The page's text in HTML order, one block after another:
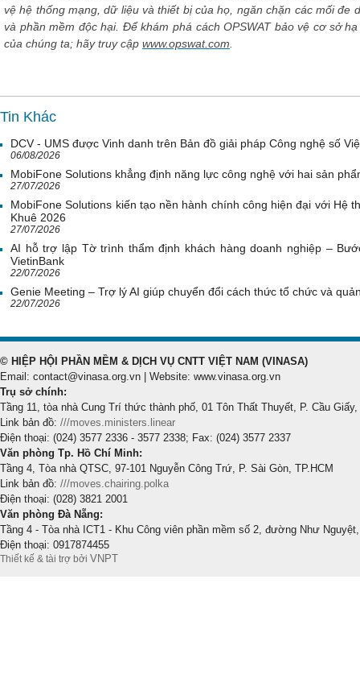
vệ hệ thống mạng, dữ liệu và thiết bị của họ, ngăn chặn các mối đe
và phần mềm độc hại. Để khám phá cách OPSWAT bảo vệ cơ sở
của chúng ta; hãy truy cập www.opswat.com
Tin Khác
DCV - UMS được Vinh danh trên Bản đồ giải pháp Công nghệ số
06/08/2026
MobiFone Solutions khẳng định năng lực công nghệ với hai sản
27/07/2026
MobiFone Solutions kiến tạo nền hành chính công hiện đại với Hệ
Khuê 2026
27/07/2026
AI hỗ trợ lập Tờ trình thẩm định khách hàng doanh nghiệp –
VietinBank
22/07/2026
Genie Meeting – Trợ lý AI giúp chuyển đổi cách thức tổ chức và
22/07/2026
© HIỆP HỘI PHẦN MỀM & DỊCH VỤ CNTT VIỆT NAM (VINASA)
Email: contact@vinasa.org.vn | Website: www.vinasa.org.vn
Trụ sở chính:
Tầng 11, tòa nhà Cung Trí thức thành phố, 01 Tôn Thất Thuyết, P. Cầu Giấy,
Link bản đồ: ///moves.ministers.linear
Điện thoại: (024) 3577 2336 - 3577 2338; Fax: (024) 3577 2337
Văn phòng Tp. Hồ Chí Minh:
Tầng 4, Tòa nhà QTSC, 97-101 Nguyễn Công Trứ, P. Sài Gòn, TP.HCM
Link bản đồ: ///moves.chairing.polka
Điện thoại: (028) 3821 2001
Văn phòng Đà Nẵng:
Tầng 4 - Tòa nhà ICT1 - Khu Công viên phần mềm số 2, đường Như
Điện thoại: 0917874455
Thiết kế & tài trợ bởi VNPT